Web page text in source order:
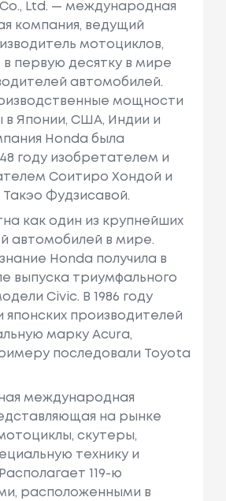
Ltd. — международная
компания, ведущий
мотоциклов,
в первую десятку в мире
автомобилей.
мощности
Японии, США, Индии и
Honda была
году изобретателем и
Соитиро Хондой и
Фудзисавой.
как один из крупнейших
автомобилей в мире.
Honda получила в
выпуска триумфального
Civic. В 1986 году
японских производителей
марку Acura,
последовали Toyota
международная
на рынке
скутеры,
технику и
119-ю
расположенными в